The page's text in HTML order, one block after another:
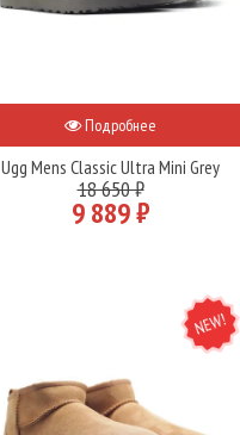
Подробнее
Ugg Mens Classic Ultra Mini Grey
18 650 ₽
9 889 ₽
NEW